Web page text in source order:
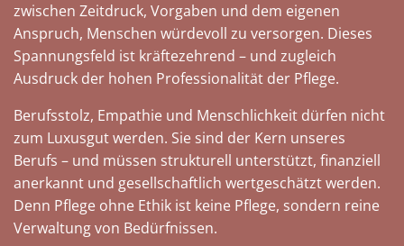
zwischen Zeitdruck, Vorgaben und dem eigenen
Anspruch, Menschen würdevoll zu versorgen. Dieses
Spannungsfeld ist kräftezehrend – und zugleich
Ausdruck der hohen Professionalität der Pflege.
Berufsstolz, Empathie und Menschlichkeit dürfen nicht
zum Luxusgut werden. Sie sind der Kern unseres
Berufs – und müssen strukturell unterstützt, finanziell
anerkannt und gesellschaftlich wertgeschätzt werden.
Denn Pflege ohne Ethik ist keine Pflege, sondern reine
Verwaltung von Bedürfnissen.